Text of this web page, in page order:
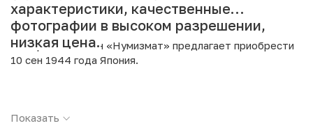
характеристики, качественные
фотографии в высоком разрешении,
низкая цена.
Интернет магазин «Нумизмат» предлагает приобрести
10 сен 1944 года Япония.
Страна: Япония
Показать